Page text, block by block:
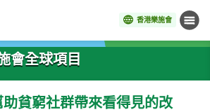
香港樂施會 目錄
會全球項目
貧窮社群帶來看得見的改